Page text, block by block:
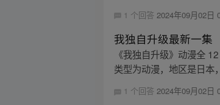
1 个回答 2024年09月02日
我独自升级最新一集
《我独自升级》动漫全
类型为动漫，地区是日本
1 个回答2024年09月02日